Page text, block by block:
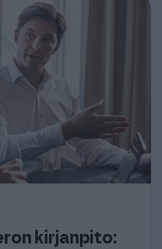
kirjanpito: